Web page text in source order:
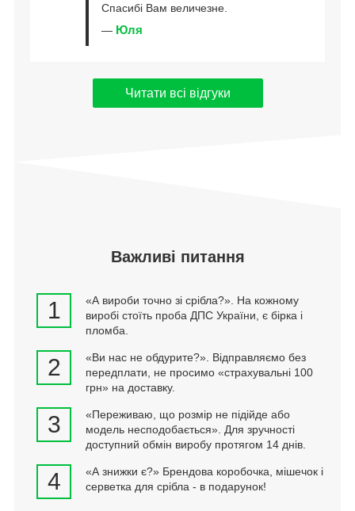
Спасибі Вам величезне.
— Юля
Читати всі відгуки
Важливі питання
1
«А вироби точно зі срібла?». На кожному
виробі стоїть проба ДПС України, є бірка і
пломба.
2
«Ви нас не обдурите?». Відправляємо без
передплати, не просимо «страхувальні 100
грн» на доставку.
3
«Переживаю, що розмір не підійде або
модель несподобається». Для зручності
доступний обмін виробу протягом 14 днів.
4
«А знижки є?» Брендова коробочка, мішечок і
серветка для срібла - в подарунок!